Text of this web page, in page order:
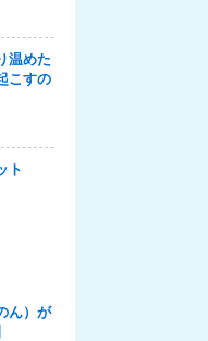
温めた
こすの
ト
ん）が